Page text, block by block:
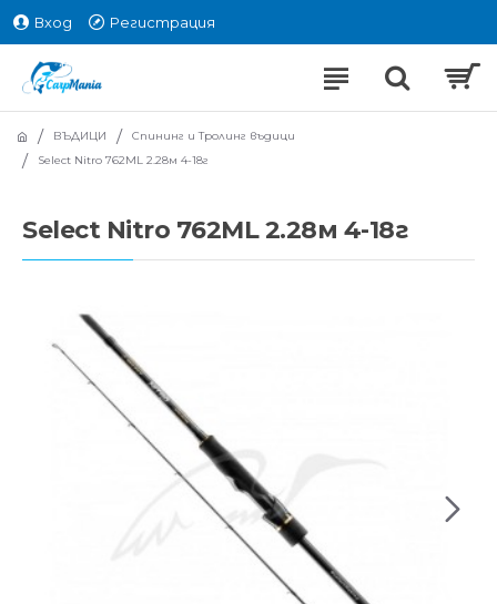
Вход Регистрация
ВЪДИЦИ
Спининг и Тролинг въдици
Select Nitro 762ML 2.28м 4-18г
Select Nitro 762ML 2.28м 4-18г